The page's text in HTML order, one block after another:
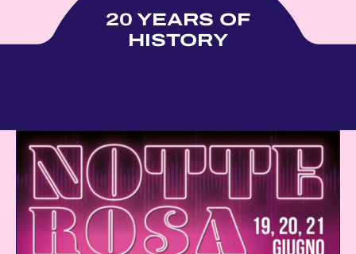
20 YEARS OF
HISTORY